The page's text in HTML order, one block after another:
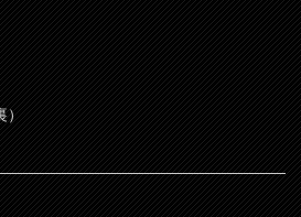
）